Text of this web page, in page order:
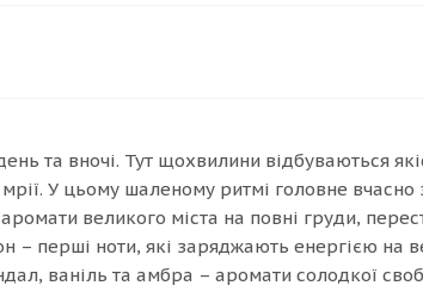
та вночі. Тут щохвилини відбуваються
У цьому шаленому ритмі головне
великого міста на повні груди,
перші ноти, які заряджають енергією на
ваніль та амбра – аромати солодкої